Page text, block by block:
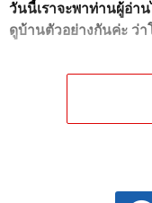
วันนี้เราจะพาท่านผู้อ่า
ดูบ้านตัวอย่างกันค่ะ ว่า